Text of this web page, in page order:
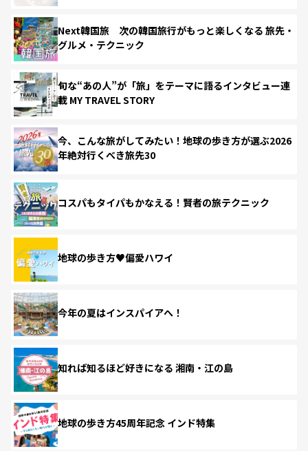
Next韓国旅 次の韓国旅行がもっと楽しくなる 旅先・
グルメ・テクニック
旬な“あの人”が「旅」をテーマに語るインタビュー連
載 MY TRAVEL STORY
今、こんな旅がしてみたい！地球の歩き方が選ぶ2026
年絶対行くべき旅先30
コスパもタイパもかなえる！賢者の旅テクニック
地球の歩き方♥偏愛ハワイ
今年の夏はインスパイアへ！
知れば知るほど好きになる 湘南・江の島
地球の歩き方45周年記念 インド特集